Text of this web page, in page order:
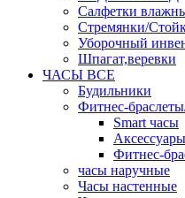
Салфетки
Стремянки/
Уборочный
Шпагат,веревки
ЧАСЫ ВСЕ
Будильники
Фитнес-
Smart часы
Фитнес-
часы наручные
Часы настенные